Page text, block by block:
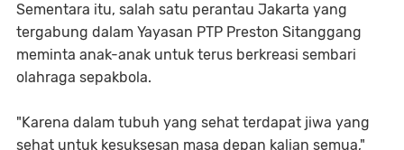
Sementara itu, salah satu perantau Jakarta yang
tergabung dalam Yayasan PTP Preston Sitanggang
meminta anak-anak untuk terus berkreasi sembari
olahraga sepakbola.
"Karena dalam tubuh yang sehat terdapat jiwa yang
sehat untuk kesuksesan masa depan kalian semua,"